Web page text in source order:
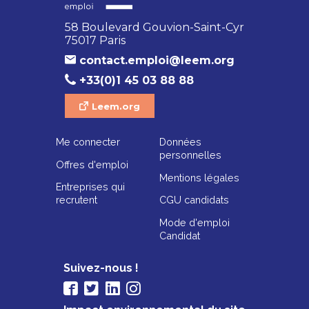
58 Boulevard Gouvion-Saint-Cyr
75017 Paris
contact.emploi@leem.org
+33(0)1 45 03 88 88
Leem.org
Me connecter
Offres d'emploi
Entreprises qui
recrutent
Données
personnelles
Mentions légales
CGU candidats
Mode d'emploi
Candidat
Suivez-nous !